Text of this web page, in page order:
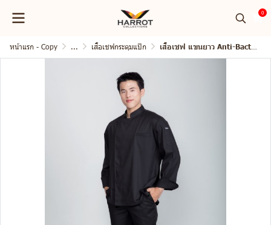
0
หน้าแรก - Copy ... เสื้อเชฟกระดุมแป๊ก เสื้อเชฟ แขนยาว Anti-Bacterial